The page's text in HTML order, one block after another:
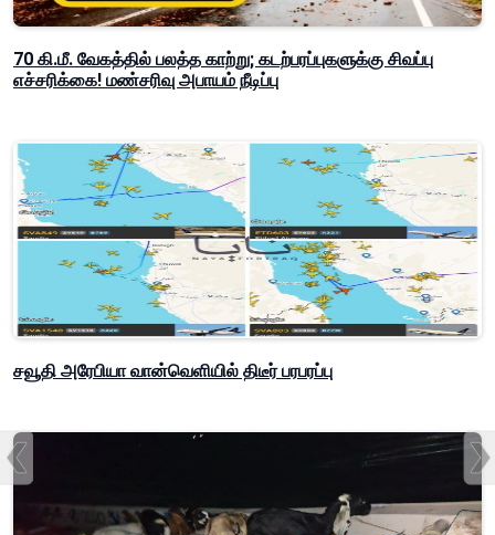
70 கி.மீ. வேகத்தில் பலத்த காற்று; கடற்பரப்புகளுக்கு சிவப்பு
எச்சரிக்கை! மண்சரிவு அபாயம் நீடிப்பு
சவூதி அரேபியா வான்வெளியில் திடீர் பரபரப்பு